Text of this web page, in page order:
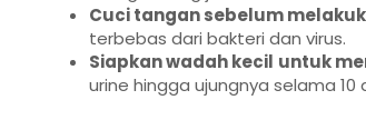
Cuci tangan sebelum
terbebas dari bakteri dan virus.
Siapkan wadah kecil untuk
urine hingga ujungnya selama